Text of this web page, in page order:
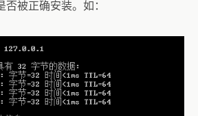
被正确安装。如：